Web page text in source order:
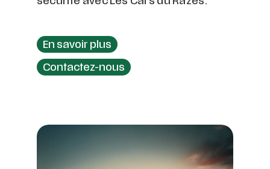
En savoir plus
Contactez-nous